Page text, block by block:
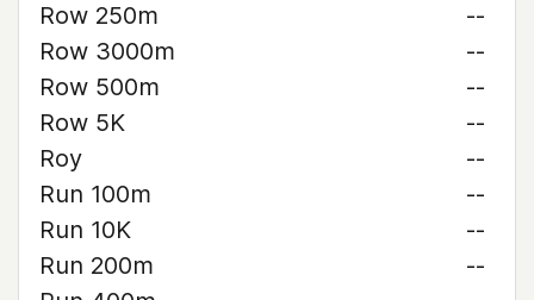
Row 250m
--
Row 3000m
--
Row 500m
--
Row 5K
--
Roy
--
Run 100m
--
Run 10K
--
Run 200m
--